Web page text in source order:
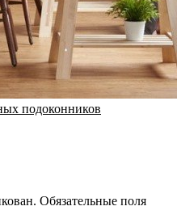
подоконников
Обязательные поля